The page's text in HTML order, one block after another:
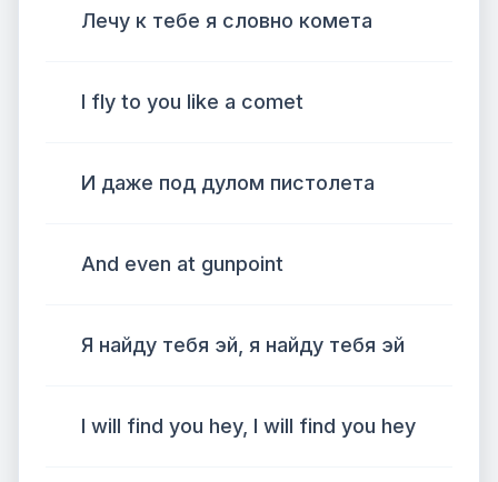
Лечу к тебе я словно комета
I fly to you like a comet
И даже под дулом пистолета
And even at gunpoint
Я найду тебя эй, я найду тебя эй
I will find you hey, I will find you hey